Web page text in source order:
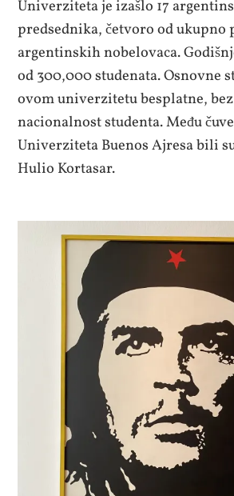
Univerziteta je izašlo 17
predsednika, četvoro od ukupno
argentinskih nobelovaca.
od 300,000 studenata. Osnovne
ovom univerzitetu besplatne,
nacionalnost studenta. Među
Univerziteta Buenos Ajresa bili
Hulio Kortasar.